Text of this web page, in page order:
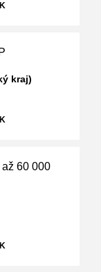
kraj)
60 000